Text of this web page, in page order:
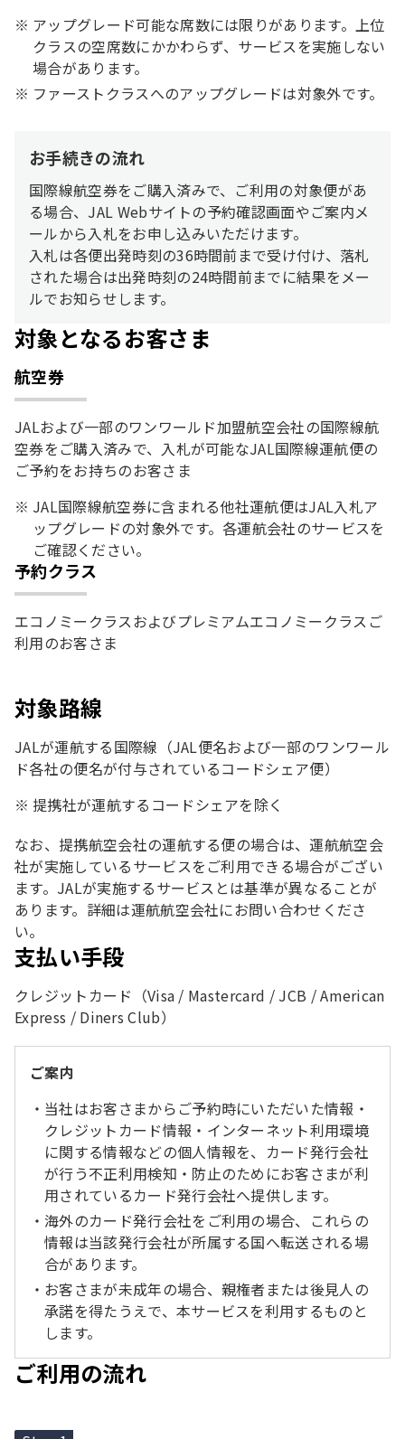
アップグレード可能な席数には限りがあります。上位
クラスの空席数にかかわらず、サービスを実施しない
場合があります。
ファーストクラスへのアップグレードは対象外です。
お手続きの流れ
国際線航空券をご購入済みで、ご利用の対象便があ
る場合、JAL Webサイトの予約確認画面やご案内メ
ールから入札をお申し込みいただけます。
入札は各便出発時刻の36時間前まで受け付け、落札
された場合は出発時刻の24時間前までに結果をメー
ルでお知らせします。
対象となるお客さま
航空券
JALおよび一部のワンワールド加盟航空会社の国際線航
空券をご購入済みで、入札が可能なJAL国際線運航便の
ご予約をお持ちのお客さま
JAL国際線航空券に含まれる他社運航便はJAL入札ア
ップグレードの対象外です。各運航会社のサービスを
ご確認ください。
予約クラス
エコノミークラスおよびプレミアムエコノミークラスご
利用のお客さま
対象路線
JALが運航する国際線（JAL便名および一部のワンワール
ド各社の便名が付与されているコードシェア便）
提携社が運航するコードシェアを除く
なお、提携航空会社の運航する便の場合は、運航航空会
社が実施しているサービスをご利用できる場合がござい
ます。JALが実施するサービスとは基準が異なることが
あります。詳細は運航航空会社にお問い合わせくださ
い。
支払い手段
クレジットカード（Visa / Mastercard / JCB / American
Express / Diners Club）
ご案内
当社はお客さまからご予約時にいただいた情報・
クレジットカード情報・インターネット利用環境
に関する情報などの個人情報を、カード発行会社
が行う不正利用検知・防止のためにお客さまが利
用されているカード発行会社へ提供します。
海外のカード発行会社をご利用の場合、これらの
情報は当該発行会社が所属する国へ転送される場
合があります。
お客さまが未成年の場合、親権者または後見人の
承諾を得たうえで、本サービスを利用するものと
します。
ご利用の流れ